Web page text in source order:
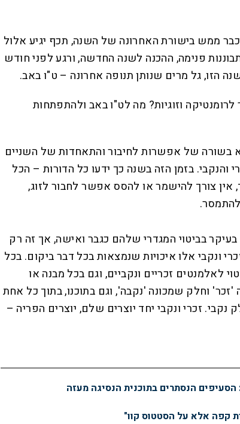
ממש בישורת האחרונה של השנה, תכף יגיע אלול
פנימה, ההכנה לשנה החדשה, ורגע לפני חודש
הזו, גל מרים שנותן תנופה אחרונה – ט"ו באב.
וזוגיות? מה לט"ו באב ולהתפתחות
בשורה של אפשרות לחיבור והתאחדות של השניים
והנקבי. בזמן הזה בשנה כך ידעו כל הדורות – הכל
אין צורך להישמר או להסס אפשר לחבור לזוג,
בעיקר בביטוי המגדרי שלהם כגבר ואישה, אך זה רק
ונקבי אלו איכויות שנמצאות בכל דבר ביקום. בכל
לאלמנטים זכריים ונקביים, וגם בכל מבנה או
וחלק שמכונה 'נקבה', וגם בתוכנו, בתוך כל אחת
נקבי. זכרי ונקבי יחד יוצרים שלם, יוצרים הפריה –
הנסתרים בתוכנית הנסיגה מעזה
קפה אלא על הסטטוס קוו"